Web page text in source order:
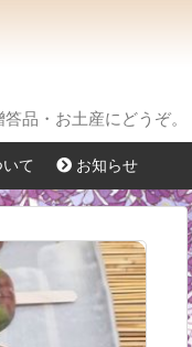
品・お土産にどうぞ。
て お知らせ